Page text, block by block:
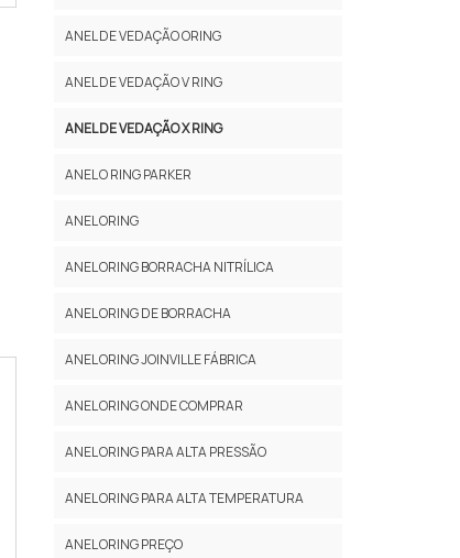
ANEL DE VEDAÇÃO ORING
ANEL DE VEDAÇÃO V RING
ANEL DE VEDAÇÃO X RING
ANEL O RING PARKER
ANEL ORING
ANEL ORING BORRACHA NITRÍLICA
ANEL ORING DE BORRACHA
ANEL ORING JOINVILLE FÁBRICA
ANEL ORING ONDE COMPRAR
ANEL ORING PARA ALTA PRESSÃO
ANEL ORING PARA ALTA TEMPERATURA
ANEL ORING PREÇO